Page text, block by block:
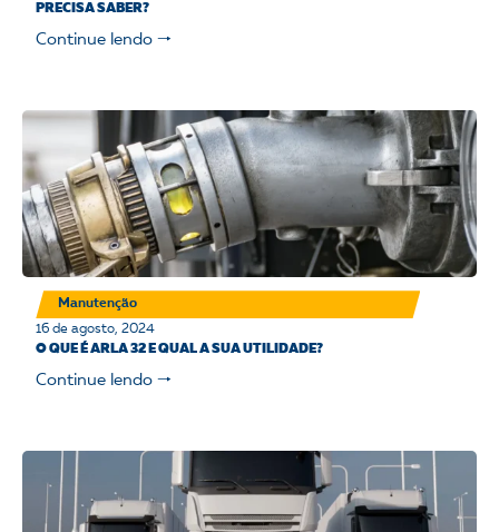
PRECISA SABER?
Continue lendo 🠒
Manutenção
16 de agosto, 2024
O QUE É ARLA 32 E QUAL A SUA UTILIDADE?
Continue lendo 🠒